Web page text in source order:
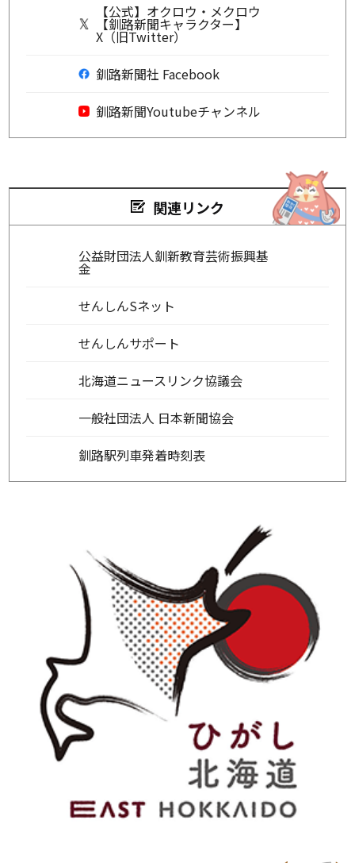
【公式】オクロウ・メクロウ
【釧路新聞キャラクター】
X（旧Twitter）
釧路新聞社 Facebook
釧路新聞Youtubeチャンネル
関連リンク
公益財団法人釧新教育芸術振興基
金
せんしんSネット
せんしんサポート
北海道ニュースリンク協議会
一般社団法人 日本新聞協会
釧路駅列車発着時刻表